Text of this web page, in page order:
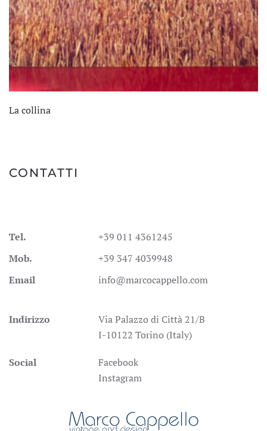
La collina
CONTATTI
Tel.
+39 011 4361245
Mob.
+39 347 4039948
Email
info@marcocappello.com
Indirizzo
Via Palazzo di Città 21/B
I-10122 Torino (Italy)
Social
Facebook
Instagram